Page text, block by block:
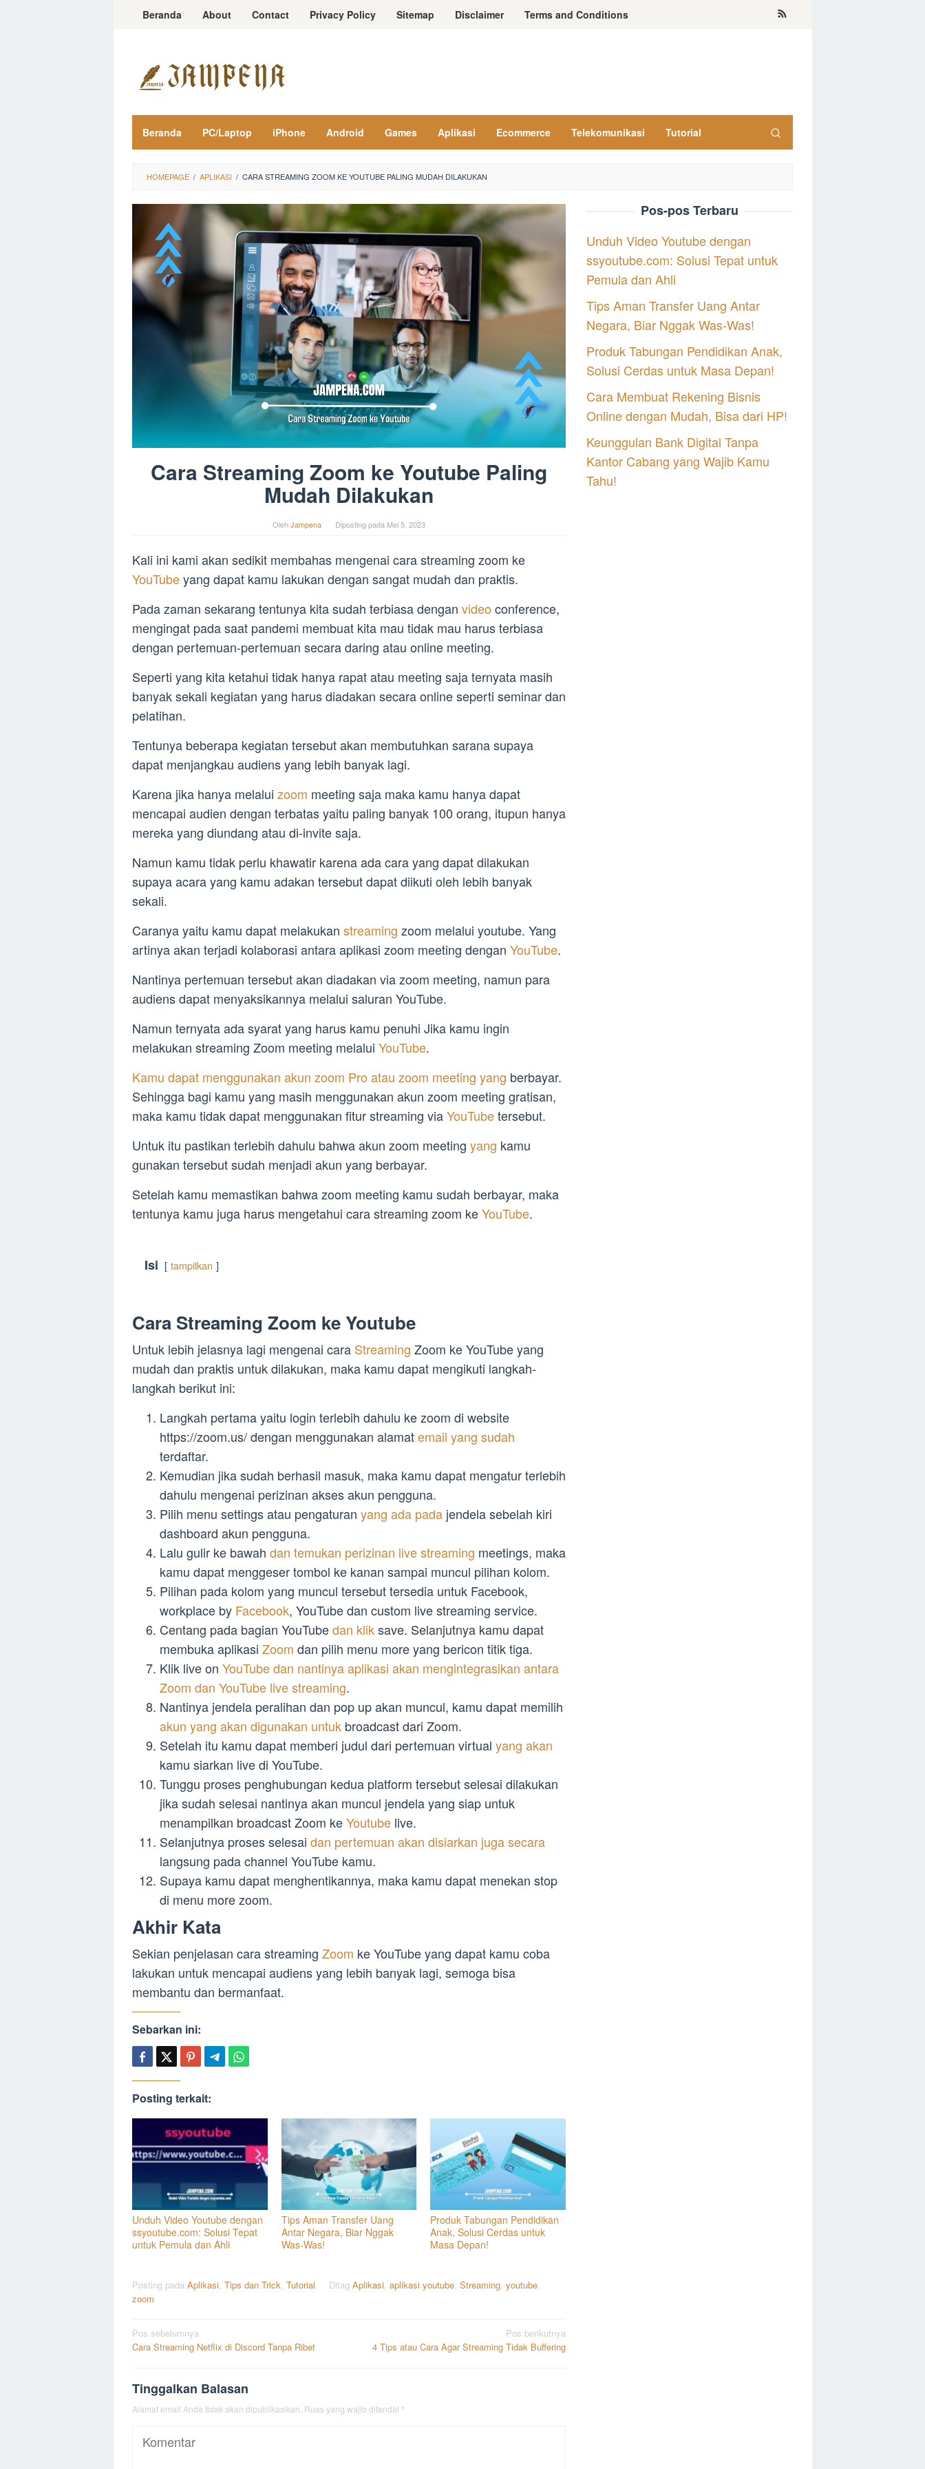
LoncatBeranda About Contact Privacy Policy Sitemap Disclaimer Terms and Conditions
Beranda PC/Laptop iPhone Android Games Aplikasi Ecommerce Telekomunikasi Tutorial
HOMEPAGE / APLIKASI / CARA STREAMING ZOOM KE YOUTUBE PALING MUDAH DILAKUKAN
Cara Streaming Zoom ke Youtube Paling
Mudah Dilakukan
OlehJampena Diposting pada Mei 5, 2023
Kali ini kami akan sedikit membahas mengenai cara streaming zoom ke
YouTubeyang dapat kamu lakukan dengan sangat mudah dan praktis.
Pada zaman sekarang tentunya kita sudah terbiasa dengan video conference,
mengingat pada saat pandemi membuat kita mau tidak mau harus terbiasa
dengan pertemuan-pertemuan secara daring atau online meeting.
Seperti yang kita ketahui tidak hanya rapat atau meeting saja ternyata masih
banyak sekali kegiatan yang harus diadakan secara online seperti seminar dan
pelatihan.
Tentunya beberapa kegiatan tersebut akan membutuhkan sarana supaya
dapat menjangkau audiens yang lebih banyak lagi.
Karena jika hanya melalui zoom meeting saja maka kamu hanya dapat
mencapai audien dengan terbatas yaitu paling banyak 100 orang, itupun hanya
mereka yang diundang atau di-invite saja.
Namun kamu tidak perlu khawatir karena ada cara yang dapat dilakukan
supaya acara yang kamu adakan tersebut dapat diikuti oleh lebih banyak
sekali.
Caranya yaitu kamu dapat melakukan streaming zoom melalui youtube. Yang
artinya akan terjadi kolaborasi antara aplikasi zoom meeting dengan YouTube.
Nantinya pertemuan tersebut akan diadakan via zoom meeting, namun para
audiens dapat menyaksikannya melalui saluran YouTube.
Namun ternyata ada syarat yang harus kamu penuhi Jika kamu ingin
melakukan streaming Zoom meeting melalui YouTube.
Kamu dapat menggunakan akun zoom Pro atau zoom meeting yang berbayar.
Sehingga bagi kamu yang masih menggunakan akun zoom meeting gratisan,
maka kamu tidak dapat menggunakan fitur streaming viaYouTubetersebut.
Untuk itu pastikan terlebih dahulu bahwa akun zoom meeting yang kamu
gunakan tersebut sudah menjadi akun yang berbayar.
Setelah kamu memastikan bahwa zoom meeting kamu sudah berbayar, maka
tentunya kamu juga harus mengetahui cara streaming zoom keYouTube.
Isi tampilkan
Cara Streaming Zoom ke Youtube
Untuk lebih jelasnya lagi mengenai cara Streaming Zoom ke YouTube yang
mudah dan praktis untuk dilakukan, maka kamu dapat mengikuti langkah-
langkah berikut ini:
Langkah pertama yaitu login terlebih dahulu ke zoom di website
https://zoom.us/ dengan menggunakan alamatemail yang sudah
terdaftar.
Kemudian jika sudah berhasil masuk, maka kamu dapat mengatur terlebih
dahulu mengenai perizinan akses akun pengguna.
Pilih menu settings atau pengaturan yang ada pada jendela sebelah kiri
dashboard akun pengguna.
Lalu gulir ke bawah dan temukan perizinan live streaming meetings, maka
kamu dapat menggeser tombol ke kanan sampai muncul pilihan kolom.
Pilihan pada kolom yang muncul tersebut tersedia untuk Facebook,
workplace by Facebook, YouTube dan custom live streaming service.
Centang pada bagian YouTubedan kliksave. Selanjutnya kamu dapat
membuka aplikasi Zoom dan pilih menu more yang bericon titik tiga.
Klik live on YouTube dan nantinya aplikasi akan mengintegrasikan antara
Zoom dan YouTube live streaming.
Nantinya jendela peralihan dan pop up akan muncul, kamu dapat memilih
akun yang akan digunakan untuk broadcast dari Zoom.
Setelah itu kamu dapat memberi judul dari pertemuan virtual yang akan
kamu siarkan live di YouTube.
Tunggu proses penghubungan kedua platform tersebut selesai dilakukan
jika sudah selesai nantinya akan muncul jendela yang siap untuk
menampilkan broadcast Zoom keYoutube live.
Selanjutnya proses selesai dan pertemuan akan disiarkan juga secara
langsung pada channel YouTube kamu.
Supaya kamu dapat menghentikannya, maka kamu dapat menekan stop
di menu more zoom.
Akhir Kata
Sekian penjelasan cara streaming Zoom ke YouTube yang dapat kamu coba
lakukan untuk mencapai audiens yang lebih banyak lagi, semoga bisa
membantu dan bermanfaat.
Sebarkan ini:
Posting terkait:
Unduh Video Youtube dengan
ssyoutube.com: Solusi Tepat
untuk Pemula dan Ahli
Tips Aman Transfer Uang
Antar Negara, Biar Nggak
Was-Was!
Produk Tabungan Pendidikan
Anak, Solusi Cerdas untuk
Masa Depan!
Posting pada Aplikasi Tips dan Trick Tutorial Ditag Aplikasi aplikasi youtube Streaming youtube
zoom
Navigasi
pos
Pos sebelumnya
Cara Streaming Netflix di Discord Tanpa Ribet
Pos berikutnya
4 Tips atau Cara Agar Streaming Tidak Buffering
Tinggalkan Balasan
Alamat email Anda tidak akan dipublikasikan. Ruas yang wajib ditandai *
Pos-pos Terbaru
Unduh Video Youtube dengan
ssyoutube.com: Solusi Tepat untuk
Pemula dan Ahli
Tips Aman Transfer Uang Antar
Negara, Biar Nggak Was-Was!
Produk Tabungan Pendidikan Anak,
Solusi Cerdas untuk Masa Depan!
Cara Membuat Rekening Bisnis
Online dengan Mudah, Bisa dari HP!
Keunggulan Bank Digital Tanpa
Kantor Cabang yang Wajib Kamu
Tahu!